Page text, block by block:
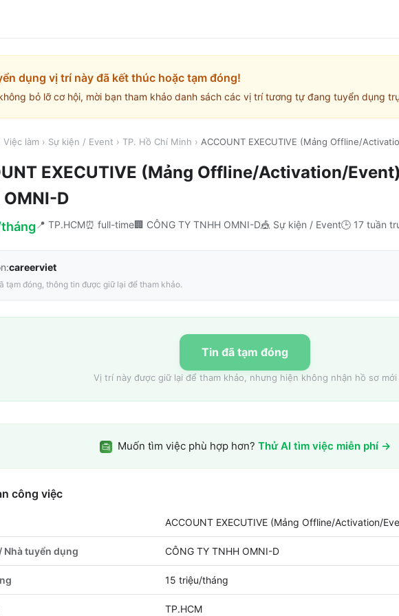
dụng vị trí này đã kết thúc hoặc tạm đóng!
bỏ lỡ cơ hội, mời bạn tham khảo danh sách các vị trí tương tự đang tuyển dụng
Việc làm › Sự kiện / Event › TP. Hồ Chí Minh › ACCOUNT EXECUTIVE (Mảng Offline/
EXECUTIVE (Mảng Offline/Activation/
OMNI-D
📍 TP.HCM⏰ full-time🏢 CÔNG TY TNHH OMNI-D🎪 Sự kiện / Event🕒 17 tuần
careerviet
tạm đóng, thông tin được giữ lại để tham khảo.
Tin đã tạm đóng
Vị trí này được giữ lại để tham khảo, nhưng hiện không nhận hồ sơ mới
Muốn tìm việc phù hợp hơn? Thử AI tìm việc miễn phí →
công việc
ACCOUNT EXECUTIVE (Mảng Offline/Activation/
Nhà tuyển dụng CÔNG TY TNHH OMNI-D
15 triệu/tháng
TP.HCM